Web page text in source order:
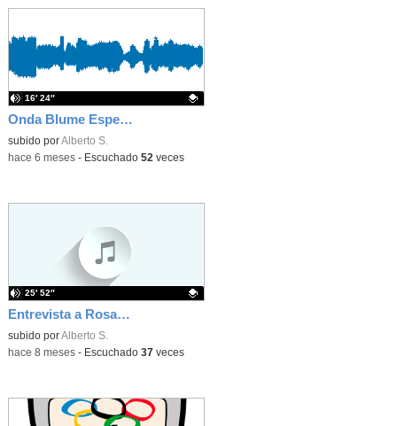
Onda Blume Especial San Valentín
Contenido educativo.
subido porAlberto S.
16′ 24″
-hace 6 meses- Escuchado 52veces
Entrevista a Rosario Rodríguez Saturno
Contenido educativo.
subido porAlberto S.
25′ 52″
-hace 8 meses- Escuchado 37 veces